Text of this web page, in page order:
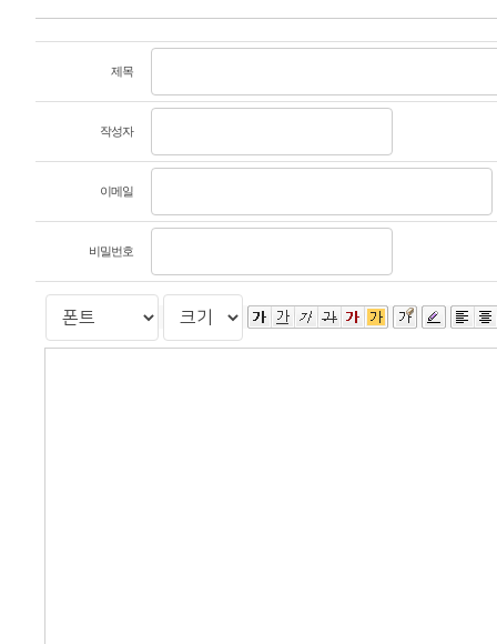
제목
작성자
이메일
비밀번호